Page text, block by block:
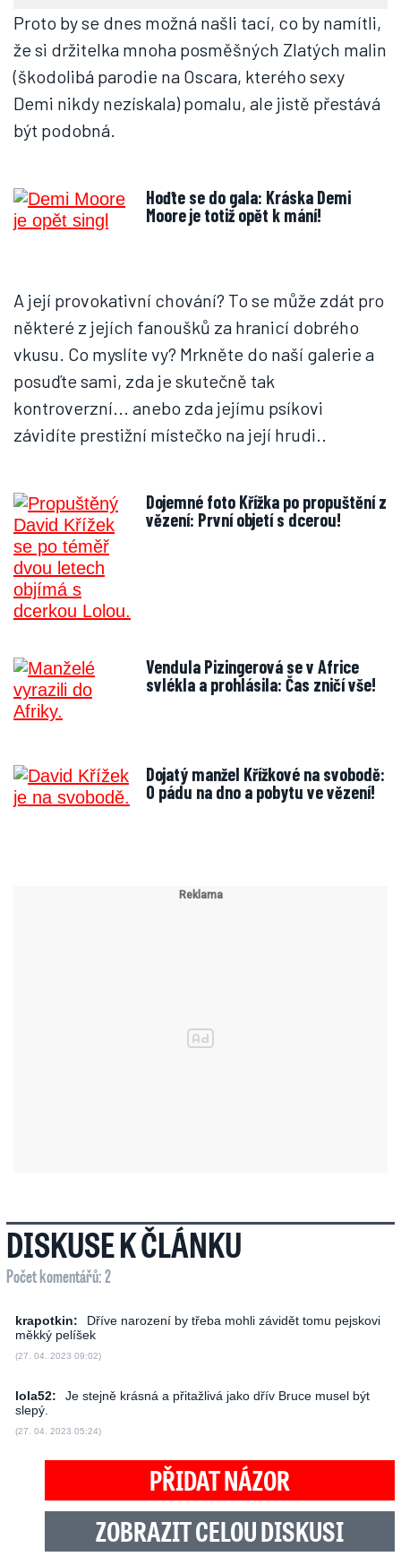
Proto by se dnes možná našli tací, co by namítli,
že si držitelka mnoha posměšných Zlatých malin
(škodolibá parodie na Oscara, kterého sexy
Demi nikdy nezískala) pomalu, ale jistě přestává
být podobná.
Hoďte se do gala: Kráska Demi
Moore je totiž opět k mání!
A její provokativní chování? To se může zdát pro
některé z jejích fanoušků za hranicí dobrého
vkusu. Co myslíte vy? Mrkněte do naší galerie a
posuďte sami, zda je skutečně tak
kontroverzní... anebo zda jejímu psíkovi
závidíte prestižní místečko na její hrudi..
Dojemné foto Křížka po propuštění z
vězení: První objetí s dcerou!
Vendula Pizingerová se v Africe
svlékla a prohlásila: Čas zničí vše!
Dojatý manžel Křížkové na svobodě:
O pádu na dno a pobytu ve vězení!
DISKUSE K ČLÁNKU
Počet komentářů: 2
krapotkin:
Dříve narození by třeba mohli závidět tomu pejskovi
měkký pelíšek
(27. 04. 2023 09:02)
lola52:
Je stejně krásná a přitažlivá jako dřív Bruce musel být
slepý.
(27. 04. 2023 05:24)
PŘIDAT NÁZOR
ZOBRAZIT CELOU DISKUSI